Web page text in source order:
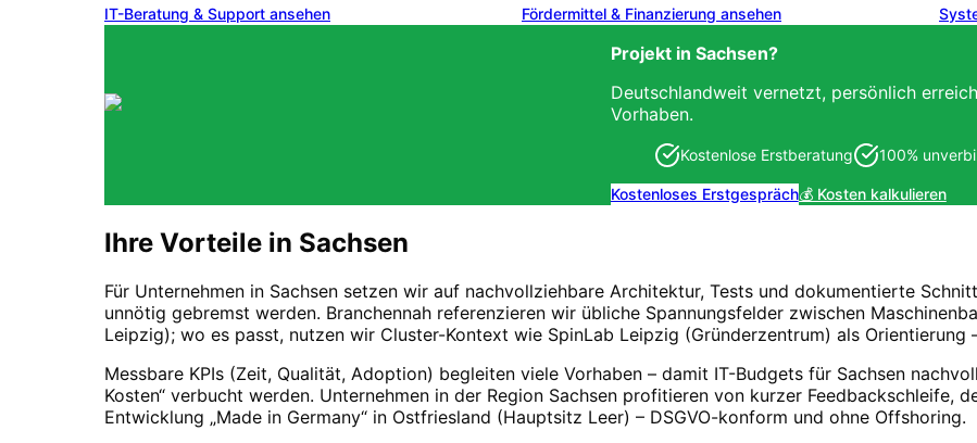
IT-Beratung & Support ansehen Fördermittel & Finanzierung ansehen
Projekt in Sachsen?
Deutschlandweit vernetzt, persönlich
Vorhaben.
Kostenlose Erstberatung 100%
Kostenloses Erstgespräch💰 Kosten kalkulieren
Ihre Vorteile in Sachsen
Für Unternehmen in Sachsen setzen wir auf nachvollziehbare Architektur, Tests und dokumentierte
unnötig gebremst werden. Branchennah referenzieren wir übliche Spannungsfelder zwischen
Leipzig); wo es passt, nutzen wir Cluster-Kontext wie SpinLab Leipzig (Gründerzentrum) als
Messbare KPIs (Zeit, Qualität, Adoption) begleiten viele Vorhaben – damit IT-Budgets für Sachsen
Kosten“ verbucht werden. Unternehmen in der Region Sachsen profitieren von kurzer Feedbackschleife,
Entwicklung „Made in Germany“ in Ostfriesland (Hauptsitz Leer) – DSGVO-konform und ohne Offshoring.